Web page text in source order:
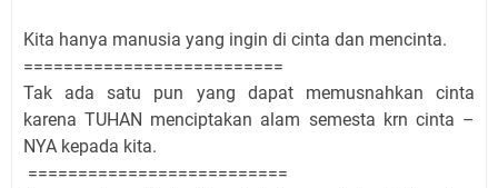
Kita hanya manusia yang ingin di cinta dan mencinta.
==========================
Tak ada satu pun yang dapat memusnahkan cinta
karena TUHAN menciptakan alam semesta krn cinta –
NYA kepada kita.
==========================